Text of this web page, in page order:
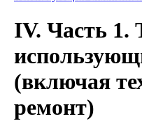
IV. Часть 1.
(включая
ремонт)